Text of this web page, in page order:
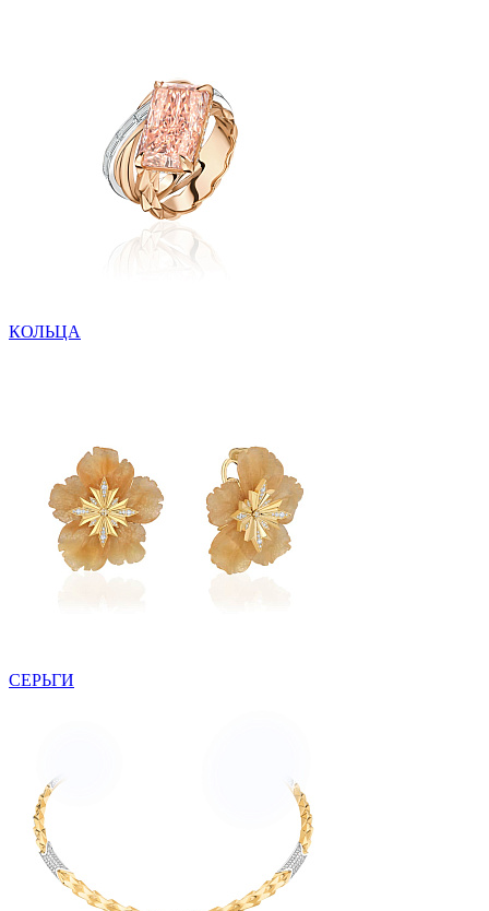
КОЛЬЦА
СЕРЬГИ